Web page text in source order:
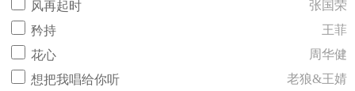
风再起时
张国荣
矜持
王菲
花心
周华健
想把我唱给你听
老狼&王婧